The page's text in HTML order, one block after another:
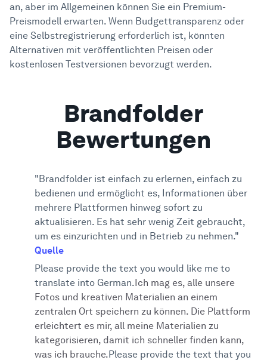
an, aber im Allgemeinen können Sie ein Premium-
Preismodell erwarten. Wenn Budgettransparenz oder
eine Selbstregistrierung erforderlich ist, könnten
Alternativen mit veröffentlichten Preisen oder
kostenlosen Testversionen bevorzugt werden.
Brandfolder
Bewertungen
"Brandfolder ist einfach zu erlernen, einfach zu
bedienen und ermöglicht es, Informationen über
mehrere Plattformen hinweg sofort zu
aktualisieren. Es hat sehr wenig Zeit gebraucht,
um es einzurichten und in Betrieb zu nehmen."
Quelle
Please provide the text you would like me to
translate into German. Ich mag es, alle unsere
Fotos und kreativen Materialien an einem
zentralen Ort speichern zu können. Die Plattform
erleichtert es mir, all meine Materialien zu
kategorisieren, damit ich schneller finden kann,
was ich brauche. Please provide the text that you